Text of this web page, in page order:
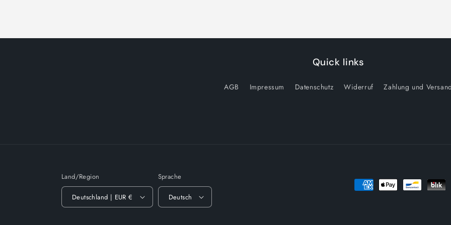
Quick links
AGB Impressum Datenschutz Widerruf Zahlung und
Land/Region
Deutschland | EUR €
Sprache
Deutsch
Zahlungsmethoden